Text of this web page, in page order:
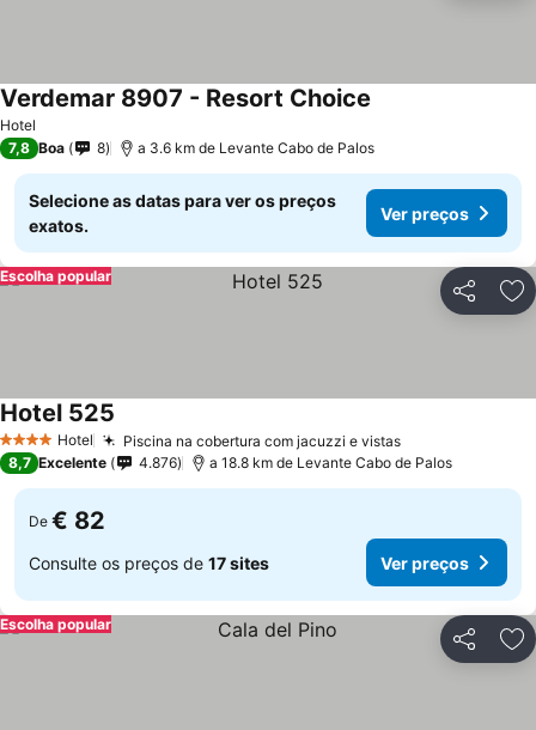
Hotel
Verdemar 8907 - Resort Choice
7,8 Boa 8 a 3.6 km de Levante Cabo de Palos
Selecione as datas para ver os preços
exatos.
Ver preços
Partilhar
Escolha popular
4 EstrelasHotel Piscina na cobertura com jacuzzi e vistasVer preços
Hotel 525
8,7 Excelente 4.876 a 18.8 km de Levante Cabo de Palos
De € 82
Consulte os preços de 17 sites Ver preços
Partilhar
Escolha popular